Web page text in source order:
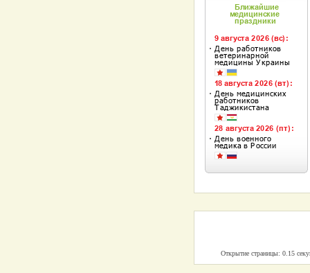
Открытие страницы: 0.15